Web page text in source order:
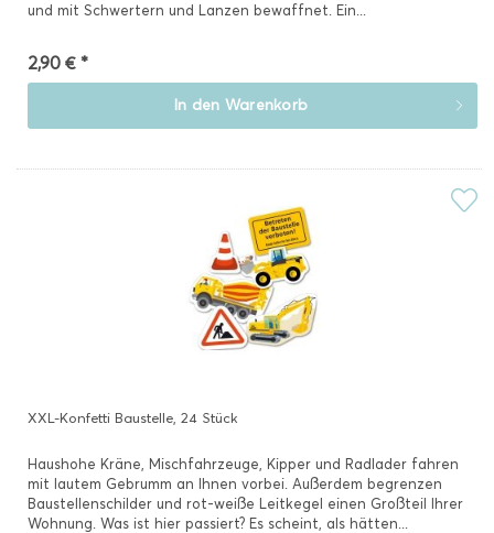
und mit Schwertern und Lanzen bewaffnet. Ein...
2,90 € *
In den Warenkorb
XXL-Konfetti Baustelle, 24 Stück
Haushohe Kräne, Mischfahrzeuge, Kipper und Radlader fahren
mit lautem Gebrumm an Ihnen vorbei. Außerdem begrenzen
Baustellenschilder und rot-weiße Leitkegel einen Großteil Ihrer
Wohnung. Was ist hier passiert? Es scheint, als hätten...